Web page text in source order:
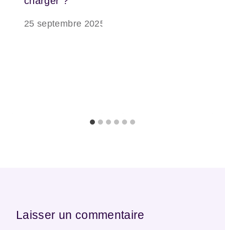
25 septembre 2025
Laisser un commentaire